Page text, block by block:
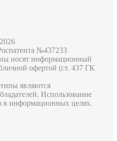
№4​3​7​2​3​3
носят информационный
офертой (ст. 437 ГК
являются
Использование
в информационных целях.